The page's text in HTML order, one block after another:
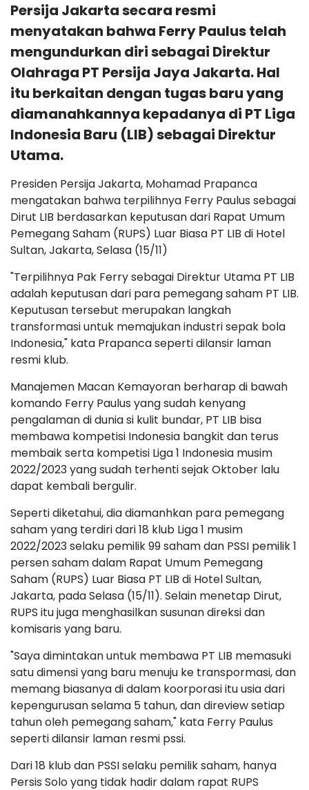
Persija Jakarta secara resmi
menyatakan bahwa Ferry Paulus telah
mengundurkan diri sebagai Direktur
Olahraga PT Persija Jaya Jakarta. Hal
itu berkaitan dengan tugas baru yang
diamanahkannya kepadanya di PT Liga
Indonesia Baru (LIB) sebagai Direktur
Utama.
Presiden Persija Jakarta, Mohamad Prapanca
mengatakan bahwa terpilihnya Ferry Paulus sebagai
Dirut LIB berdasarkan keputusan dari Rapat Umum
Pemegang Saham (RUPS) Luar Biasa PT LIB di Hotel
Sultan, Jakarta, Selasa (15/11)
"Terpilihnya Pak Ferry sebagai Direktur Utama PT LIB
adalah keputusan dari para pemegang saham PT LIB.
Keputusan tersebut merupakan langkah
transformasi untuk memajukan industri sepak bola
Indonesia," kata Prapanca seperti dilansir laman
resmi klub.
Manajemen Macan Kemayoran berharap di bawah
komando Ferry Paulus yang sudah kenyang
pengalaman di dunia si kulit bundar, PT LIB bisa
membawa kompetisi Indonesia bangkit dan terus
membaik serta kompetisi Liga 1 Indonesia musim
2022/2023 yang sudah terhenti sejak Oktober lalu
dapat kembali bergulir.
Seperti diketahui, dia diamanhkan para pemegang
saham yang terdiri dari 18 klub Liga 1 musim
2022/2023 selaku pemilik 99 saham dan PSSI pemilik 1
persen saham dalam Rapat Umum Pemegang
Saham (RUPS) Luar Biasa PT LIB di Hotel Sultan,
Jakarta, pada Selasa (15/11). Selain menetap Dirut,
RUPS itu juga menghasilkan susunan direksi dan
komisaris yang baru.
"Saya dimintakan untuk membawa PT LIB memasuki
satu dimensi yang baru menuju ke transpormasi, dan
memang biasanya di dalam koorporasi itu usia dari
kepengurusan selama 5 tahun, dan direview setiap
tahun oleh pemegang saham," kata Ferry Paulus
seperti dilansir laman resmi pssi.
Dari 18 klub dan PSSI selaku pemilik saham, hanya
Persis Solo yang tidak hadir dalam rapat RUPS